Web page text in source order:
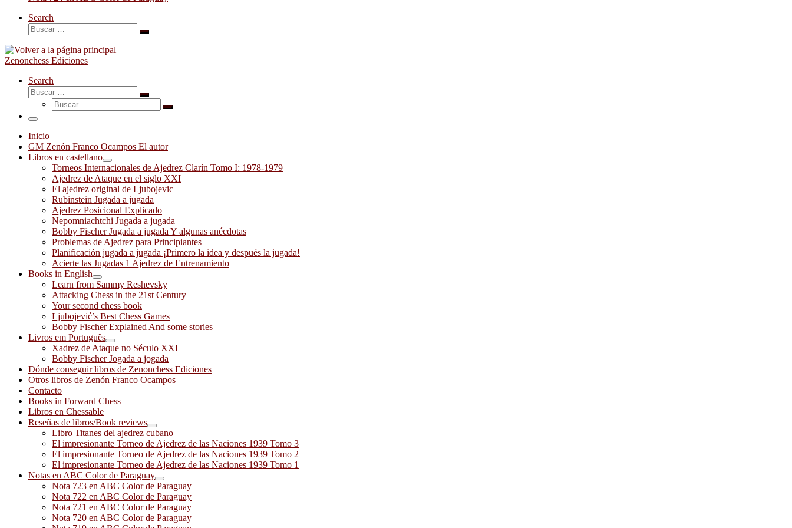
Search
Buscar
Buscar
Zenonchess Ediciones
Search
Buscar
Buscar
Buscar
Buscar
Menú
Inicio
GM Zenón Franco Ocampos El autor
Libros en castellano
Torneos Internacionales de Ajedrez Clarín Tomo I: 1978-1979
Ajedrez de Ataque en el siglo XXI
El ajedrez original de Ljubojevic
Rubinstein Jugada a jugada
Ajedrez Posicional Explicado
Nepomniachtchi Jugada a jugada
Bobby Fischer Jugada a jugada Y algunas anécdotas
Problemas de Ajedrez para Principiantes
Planificación jugada a jugada ¡Primero la idea y después la jugada!
Acierte las Jugadas 1 Ajedrez de Entrenamiento
Books in English
Learn from Sammy Reshevsky
Attacking Chess in the 21st Century
Your second chess book
Ljubojević’s Best Chess Games
Bobby Fischer Explained And some stories
Livros em Português
Xadrez de Ataque no Século XXI
Bobby Fischer Jogada a jogada
Dónde conseguir libros de Zenonchess Ediciones
Otros libros de Zenón Franco Ocampos
Contacto
Books in Forward Chess
Libros en Chessable
Reseñas de libros/Book reviews
Libro Titanes del ajedrez cubano
El impresionante Torneo de Ajedrez de las Naciones 1939 Tomo 3
El impresionante Torneo de Ajedrez de las Naciones 1939 Tomo 2
El impresionante Torneo de Ajedrez de las Naciones 1939 Tomo 1
Notas en ABC Color de Paraguay
Nota 723 en ABC Color de Paraguay
Nota 722 en ABC Color de Paraguay
Nota 721 en ABC Color de Paraguay
Nota 720 en ABC Color de Paraguay